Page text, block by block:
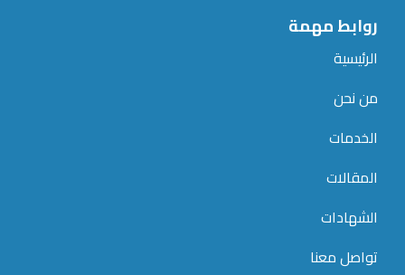
روابط مهمة
الرئيسية
من نحن
الخدمات
المقالات
الشهادات
تواصل معنا